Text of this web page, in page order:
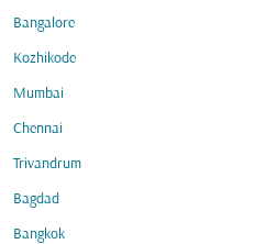
Bangalore
Kozhikode
Mumbai
Chennai
Trivandrum
Bagdad
Bangkok